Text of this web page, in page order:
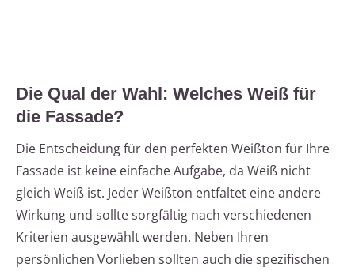
Die Qual der Wahl: Welches Weiß für
die Fassade?
Die Entscheidung für den perfekten Weißton für Ihre
Fassade ist keine einfache Aufgabe, da Weiß nicht
gleich Weiß ist. Jeder Weißton entfaltet eine andere
Wirkung und sollte sorgfältig nach verschiedenen
Kriterien ausgewählt werden. Neben Ihren
persönlichen Vorlieben sollten auch die spezifischen